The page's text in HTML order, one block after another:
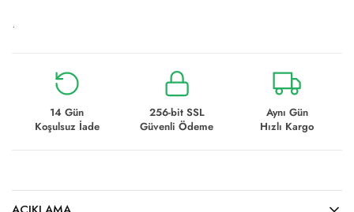
.
14 Gün
Koşulsuz İade
256-bit SSL
Güvenli Ödeme
Aynı Gün
Hızlı Kargo